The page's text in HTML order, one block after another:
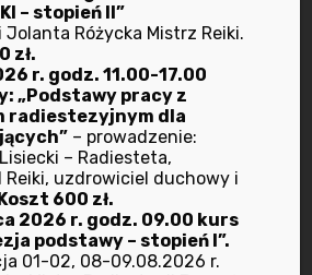
– stopień II”
Jolanta Różycka Mistrz Reiki.
zł.
r. godz. 11.00-17.00
„Podstawy pracy z
radiestezyjnym dla
– prowadzenie:
– Radiesteta,
Reiki, uzdrowiciel duchowy i
600 zł.
2026 r. godz. 09.00 kurs
podstawy – stopień I”.
01-02, 08-09.08.2026 r.